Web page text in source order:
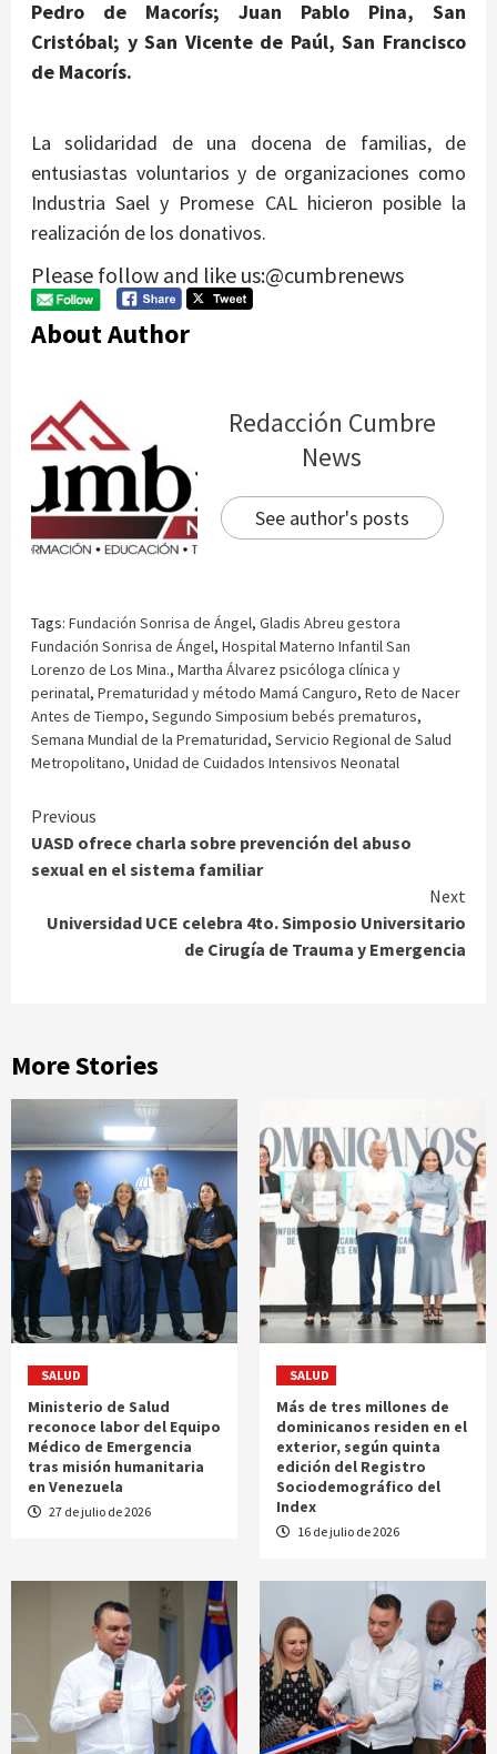
Pedro de Macorís; Juan Pablo Pina, San
Cristóbal; y San Vicente de Paúl, San Francisco
de Macorís.
La solidaridad de una docena de familias, de
entusiastas voluntarios y de organizaciones como
Industria Sael y Promese CAL hicieron posible la
realización de los donativos.
Please follow and like us:@cumbrenews
About Author
Redacción Cumbre
News
See author's posts
Tags: Fundación Sonrisa de Ángel, Gladis Abreu gestora
Fundación Sonrisa de Ángel, Hospital Materno Infantil San
Lorenzo de Los Mina., Martha Álvarez psicóloga clínica y
perinatal, Prematuridad y método Mamá Canguro, Reto de Nacer
Antes de Tiempo, Segundo Simposium bebés prematuros,
Semana Mundial de la Prematuridad, Servicio Regional de Salud
Metropolitano, Unidad de Cuidados Intensivos Neonatal
Continue
Reading
Previous
UASD ofrece charla sobre prevención del abuso
sexual en el sistema familiar
Next
Universidad UCE celebra 4to. Simposio Universitario
de Cirugía de Trauma y Emergencia
More Stories
SALUD
Ministerio de Salud
reconoce labor del Equipo
Médico de Emergencia
tras misión humanitaria
en Venezuela
27 de julio de 2026
SALUD
Más de tres millones de
dominicanos residen en el
exterior, según quinta
edición del Registro
Sociodemográfico del
Index
16 de julio de 2026